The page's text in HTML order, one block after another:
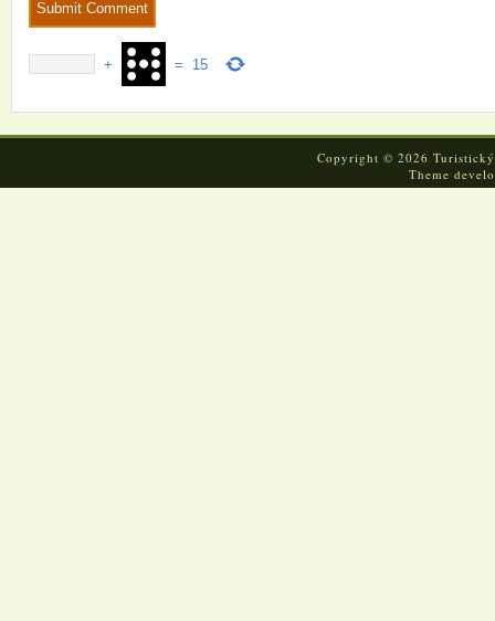
+ = 15
Copyright © 2026
Theme